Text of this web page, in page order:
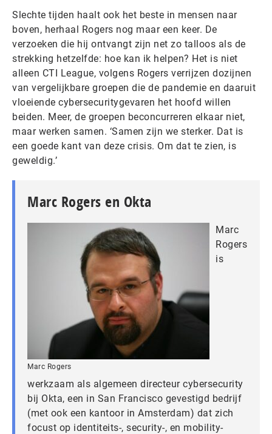
Slechte tijden haalt ook het beste in mensen naar
boven, herhaal Rogers nog maar een keer. De
verzoeken die hij ontvangt zijn net zo talloos als de
strekking hetzelfde: hoe kan ik helpen? Het is niet
alleen CTI League, volgens Rogers verrijzen dozijnen
van vergelijkbare groepen die de pandemie en daaruit
vloeiende cybersecuritygevaren het hoofd willen
beiden. Meer, de groepen beconcurreren elkaar niet,
maar werken samen. ‘Samen zijn we sterker. Dat is
een goede kant van deze crisis. Om dat te zien, is
geweldig.’
Marc Rogers en Okta
Marc Rogers
Marc
Rogers
is
werkzaam als algemeen directeur cybersecurity
bij Okta, een in San Francisco gevestigd bedrijf
(met ook een kantoor in Amsterdam) dat zich
focust op identiteits-, security-, en mobility-